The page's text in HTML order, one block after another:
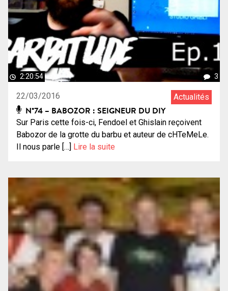
2:20:54 3
22/03/2016 Actualités
N°74 – BABOZOR : SEIGNEUR DU DIY
Sur Paris cette fois-ci, Fendoel et Ghislain reçoivent
Babozor de la grotte du barbu et auteur de cHTeMeLe.
Il nous parle […]
Lire la suite